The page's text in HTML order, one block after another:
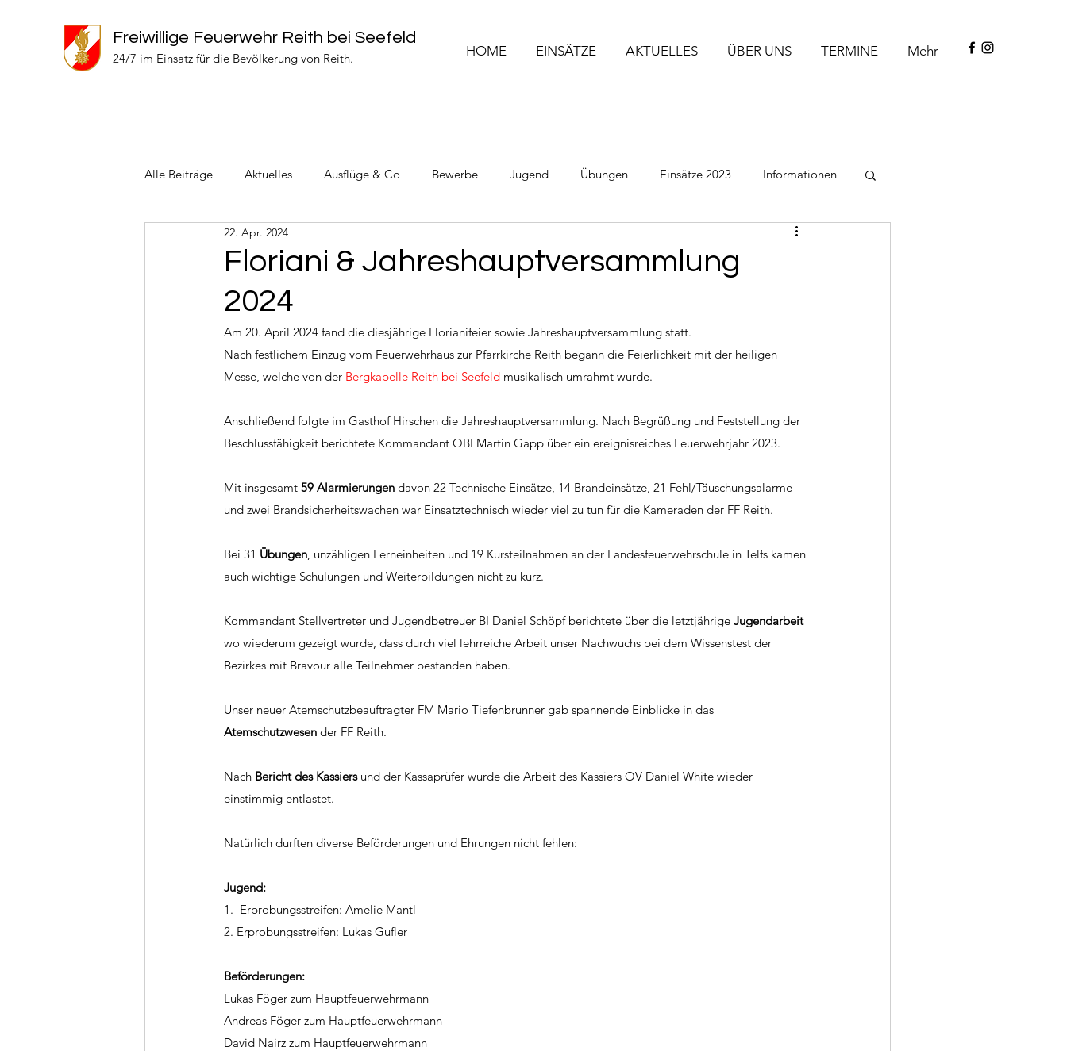
Freiwillige Feuerwehr Reith bei Seefeld
24/7 im Einsatz für die Bevölkerung von Reith. HOME EINSÄTZE AKTUELLES ÜBER UNS TERMINE Mehr
Alle Beiträge Aktuelles Ausflüge & Co Bewerbe Jugend Übungen Einsätze 2023 Informationen
Einsätze 2024 Einsätze 2022
Floriani & Jahreshauptversammlung
2024
22. Apr. 2024
Am 20. April 2024 fand die diesjährige Florianifeier sowie Jahreshauptversammlung statt.
Nach festlichem Einzug vom Feuerwehrhaus zur Pfarrkirche Reith begann die Feierlichkeit mit der heiligen
Messe, welche von der Bergkapelle Reith bei Seefeld musikalisch umrahmt wurde.
Anschließend folgte im Gasthof Hirschen die Jahreshauptversammlung. Nach Begrüßung und Feststellung der
Beschlussfähigkeit berichtete Kommandant OBI Martin Gapp über ein ereignisreiches Feuerwehrjahr 2023.
Mit insgesamt 59 Alarmierungen davon 22 Technische Einsätze, 14 Brandeinsätze, 21 Fehl/Täuschungsalarme
und zwei Brandsicherheitswachen war Einsatztechnisch wieder viel zu tun für die Kameraden der FF Reith.
Bei 31 Übungen, unzähligen Lerneinheiten und 19 Kursteilnahmen an der Landesfeuerwehrschule in Telfs kamen
auch wichtige Schulungen und Weiterbildungen nicht zu kurz.
Kommandant Stellvertreter und Jugendbetreuer BI Daniel Schöpf berichtete über die letztjährige Jugendarbeit
wo wiederum gezeigt wurde, dass durch viel lehrreiche Arbeit unser Nachwuchs bei dem Wissenstest der
Bezirkes mit Bravour alle Teilnehmer bestanden haben.
Unser neuer Atemschutzbeauftragter FM Mario Tiefenbrunner gab spannende Einblicke in das
Atemschutzwesen der FF Reith.
Nach Bericht des Kassiers und der Kassaprüfer wurde die Arbeit des Kassiers OV Daniel White wieder
einstimmig entlastet.
Natürlich durften diverse Beförderungen und Ehrungen nicht fehlen:
Jugend:
1.  Erprobungsstreifen: Amelie Mantl
2. Erprobungsstreifen: Lukas Gufler
Beförderungen:
Lukas Föger zum Hauptfeuerwehrmann
Andreas Föger zum Hauptfeuerwehrmann
David Nairz zum Hauptfeuerwehrmann